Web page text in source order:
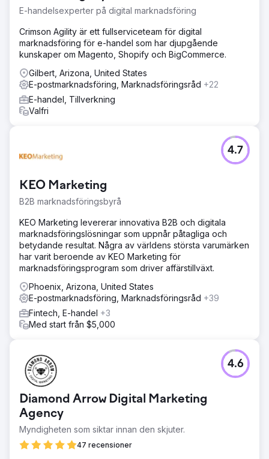
E-handelsexperter på digital marknadsföring
Crimson Agility är ett fullserviceteam för digital
marknadsföring för e-handel som har djupgående
kunskaper om Magento, Shopify och BigCommerce.
Gilbert, Arizona, United States
E-postmarknadsföring, Marknadsföringsråd +22
E-handel, Tillverkning
Valfri
KEO Marketing
B2B marknadsföringsbyrå
4.7
KEO Marketing levererar innovativa B2B och digitala
marknadsföringslösningar som uppnår påtagliga och
betydande resultat. Några av världens största varumärken
har varit beroende av KEO Marketing för
marknadsföringsprogram som driver affärstillväxt.
Phoenix, Arizona, United States
E-postmarknadsföring, Marknadsföringsråd +39
Fintech, E-handel +3
Med start från $5,000
Diamond Arrow Digital Marketing
Agency
Myndigheten som siktar innan den skjuter.
47 recensioner
4.6